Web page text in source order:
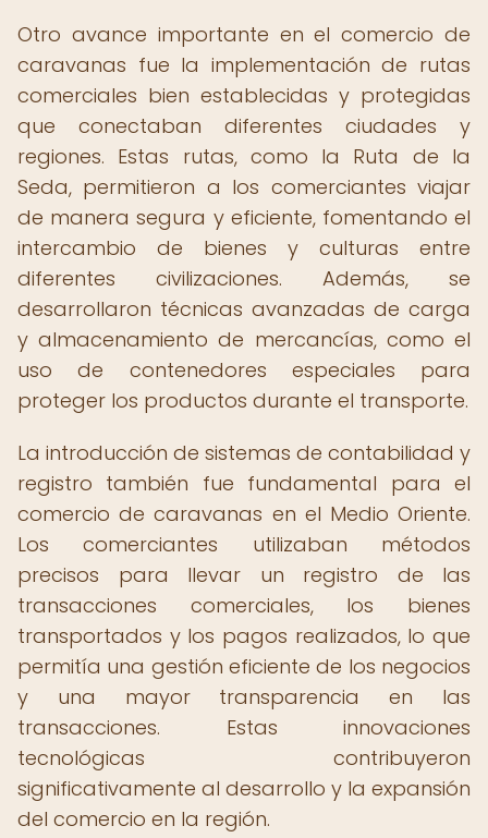
Otro avance importante en el comercio de
caravanas fue la implementación de rutas
comerciales bien establecidas y protegidas
que conectaban diferentes ciudades y
regiones. Estas rutas, como la Ruta de la
Seda, permitieron a los comerciantes viajar
de manera segura y eficiente, fomentando el
intercambio de bienes y culturas entre
diferentes civilizaciones. Además, se
desarrollaron técnicas avanzadas de carga
y almacenamiento de mercancías, como el
uso de contenedores especiales para
proteger los productos durante el transporte.
La introducción de sistemas de contabilidad y
registro también fue fundamental para el
comercio de caravanas en el Medio Oriente.
Los comerciantes utilizaban métodos
precisos para llevar un registro de las
transacciones comerciales, los bienes
transportados y los pagos realizados, lo que
permitía una gestión eficiente de los negocios
y una mayor transparencia en las
transacciones. Estas innovaciones
tecnológicas contribuyeron
significativamente al desarrollo y la expansión
del comercio en la región.